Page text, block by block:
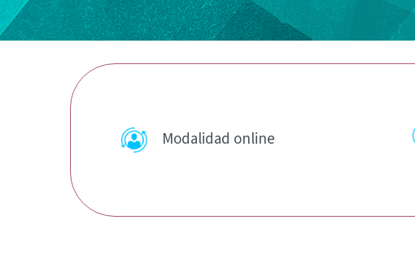
Modalidad online